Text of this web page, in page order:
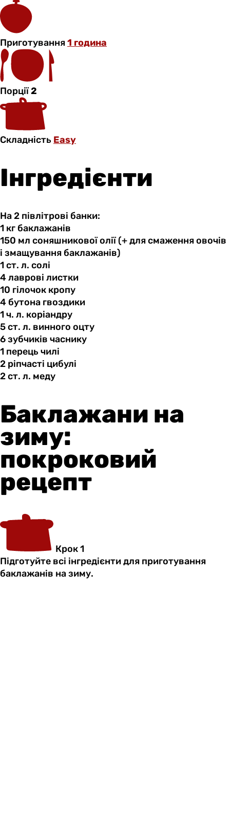
Приготування1 година
Порції2
Складність Easy
Інгредієнти
На 2 півлітрові банки:
1 кг баклажанів
150 мл соняшниковоїолії (+ для смаження овочів
і змащування баклажанів)
1 ст. л. солі
4 лаврові листки
10 гілочок кропу
4 бутона гвоздики
1 ч. л. коріандру
5 ст. л. винного оцту
6 зубчиків часнику
1 перець чилі
2 ріпчасті цибулі
2 ст. л. меду
Баклажани на
зиму:
покроковий
рецепт
Крок 1
Підготуйте всі інгредієнти для приготування
баклажанів на зиму.